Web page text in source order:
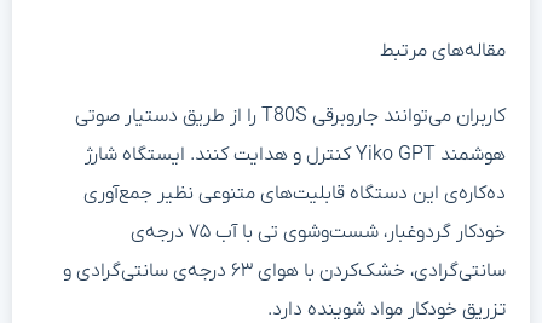
مقاله‌های مرتبط
کاربران می‌توانند جاروبرقی T80S را از طریق دستیار صوتی
هوشمند Yiko GPT کنترل و هدایت کنند. ایستگاه شارژ
ده‌کاره‌ی این دستگاه قابلیت‌های متنوعی نظیر جمع‌آوری
خودکار گردوغبار، شست‌وشوی تی با آب ۷۵ درجه‌ی
سانتی‌گرادی، خشک‌کردن با هوای ۶۳ درجه‌ی سانتی‌گرادی و
تزریق خودکار مواد شوینده دارد.